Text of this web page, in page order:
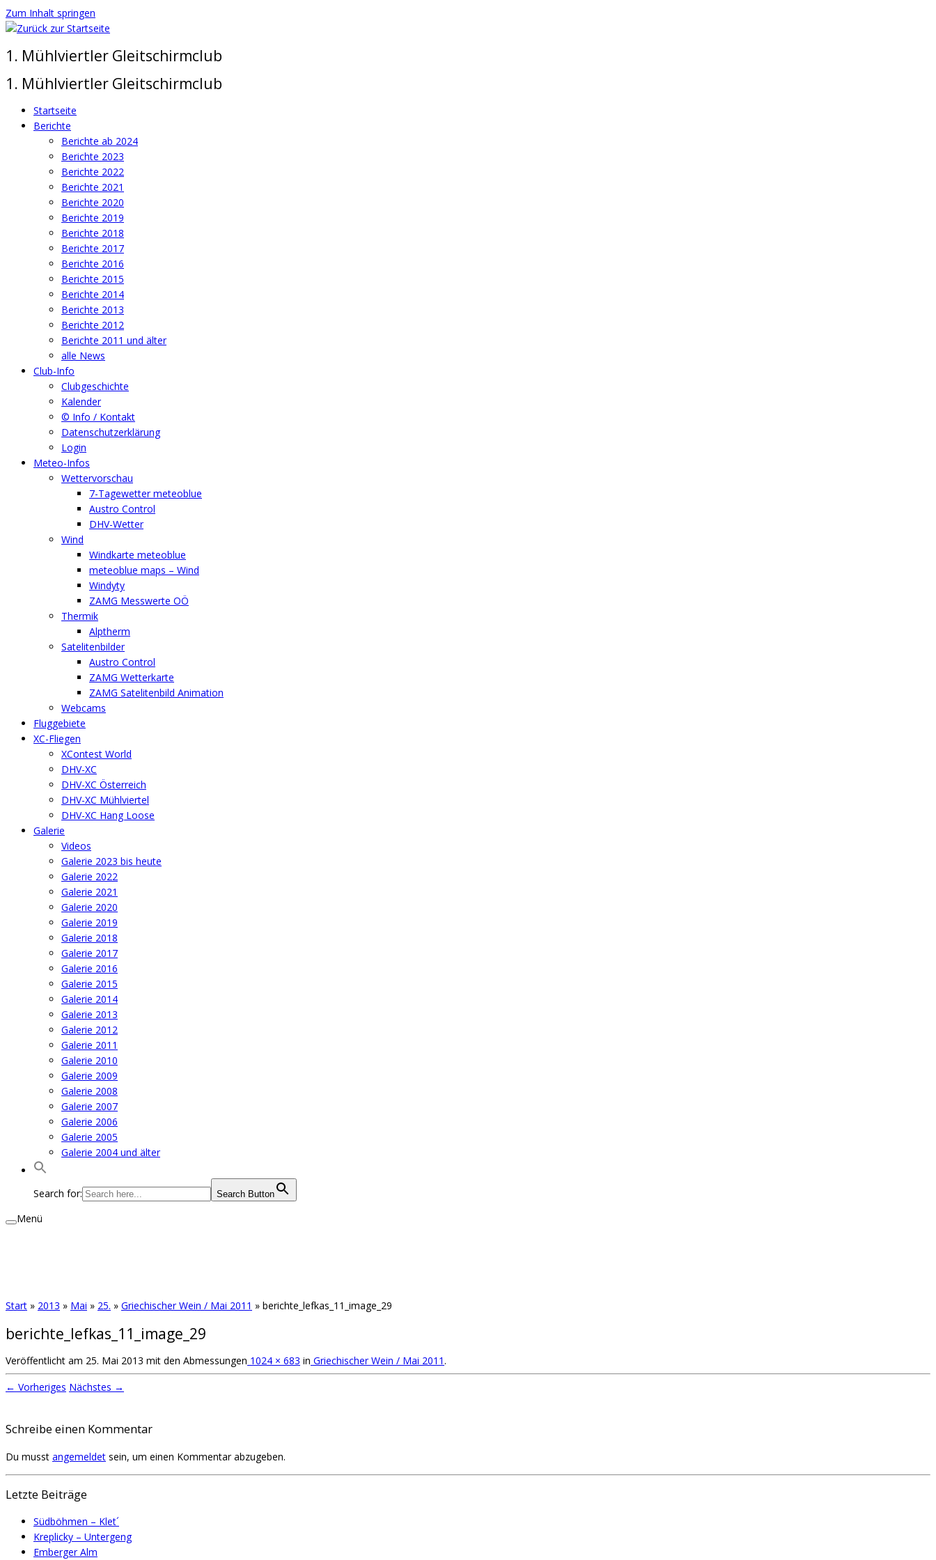
Zum Inhalt springen
1. Mühlviertler Gleitschirmclub
1. Mühlviertler Gleitschirmclub
Startseite
Berichte
Berichte ab 2024
Berichte 2023
Berichte 2022
Berichte 2021
Berichte 2020
Berichte 2019
Berichte 2018
Berichte 2017
Berichte 2016
Berichte 2015
Berichte 2014
Berichte 2013
Berichte 2012
Berichte 2011 und älter
alle News
Club-Info
Clubgeschichte
Kalender
© Info / Kontakt
Datenschutzerklärung
Login
Meteo-Infos
Wettervorschau
7-Tagewetter meteoblue
Austro Control
DHV-Wetter
Wind
Windkarte meteoblue
meteoblue maps – Wind
Windyty
ZAMG Messwerte OÖ
Thermik
Alptherm
Satelitenbilder
Austro Control
ZAMG Wetterkarte
ZAMG Satelitenbild Animation
Webcams
Fluggebiete
XC-Fliegen
XContest World
DHV-XC
DHV-XC Österreich
DHV-XC Mühlviertel
DHV-XC Hang Loose
Galerie
Videos
Galerie 2023 bis heute
Galerie 2022
Galerie 2021
Galerie 2020
Galerie 2019
Galerie 2018
Galerie 2017
Galerie 2016
Galerie 2015
Galerie 2014
Galerie 2013
Galerie 2012
Galerie 2011
Galerie 2010
Galerie 2009
Galerie 2008
Galerie 2007
Galerie 2006
Galerie 2005
Galerie 2004 und älter
Search for: Search Button
Menü
Start » 2013 » Mai » 25. » Griechischer Wein / Mai 2011 » berichte_lefkas_11_image_29
berichte_lefkas_11_image_29
Veröffentlicht am 25. Mai 2013 mit den Abmessungen 1024 × 683 in Griechischer Wein / Mai 2011.
← Vorheriges Nächstes →
Schreibe einen Kommentar
Du musst angemeldet sein, um einen Kommentar abzugeben.
Letzte Beiträge
Südböhmen – Klet´
Kreplicky – Untergeng
Emberger Alm